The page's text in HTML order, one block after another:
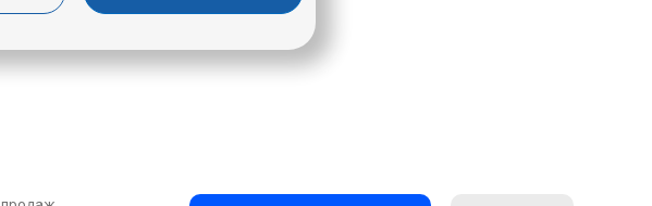
позиционирование не цилиндрической
тары (прямоугольной, элипсной)
относительно аппликационной головки